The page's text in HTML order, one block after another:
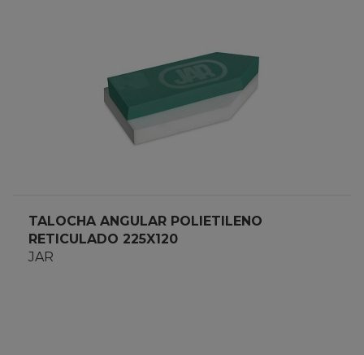
TALOCHA ANGULAR POLIETILENO
RETICULADO 225X120
JAR